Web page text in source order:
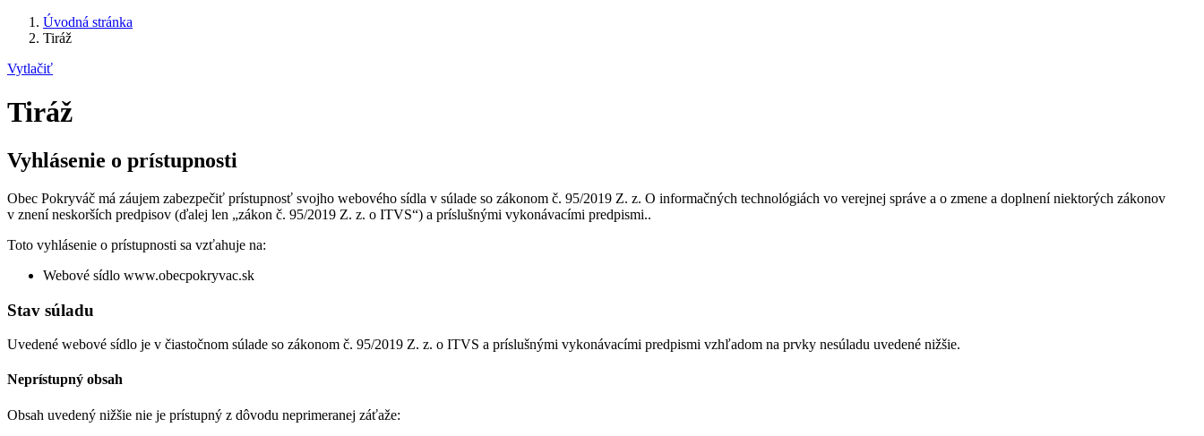
Úvodná stránka
Tiráž
Vytlačiť
Tiráž
Vyhlásenie o prístupnosti
Obec Pokryváč má záujem zabezpečiť prístupnosť svojho webového sídla v súlade so zákonom č. 95/2019 Z. z. O informačných technológiách vo verejnej správe a o zmene a doplnení niektorých zákonov
v znení neskorších predpisov (ďalej len „zákon č. 95/2019 Z. z. o ITVS“) a príslušnými vykonávacími predpismi..
Toto vyhlásenie o prístupnosti sa vzťahuje na:
Webové sídlo www.obecpokryvac.sk
Stav súladu
Uvedené webové sídlo je v čiastočnom súlade so zákonom č. 95/2019 Z. z. o ITVS a príslušnými vykonávacími predpismi vzhľadom na prvky nesúladu uvedené nižšie.
Neprístupný obsah
Obsah uvedený nižšie nie je prístupný z dôvodu neprimeranej záťaže: